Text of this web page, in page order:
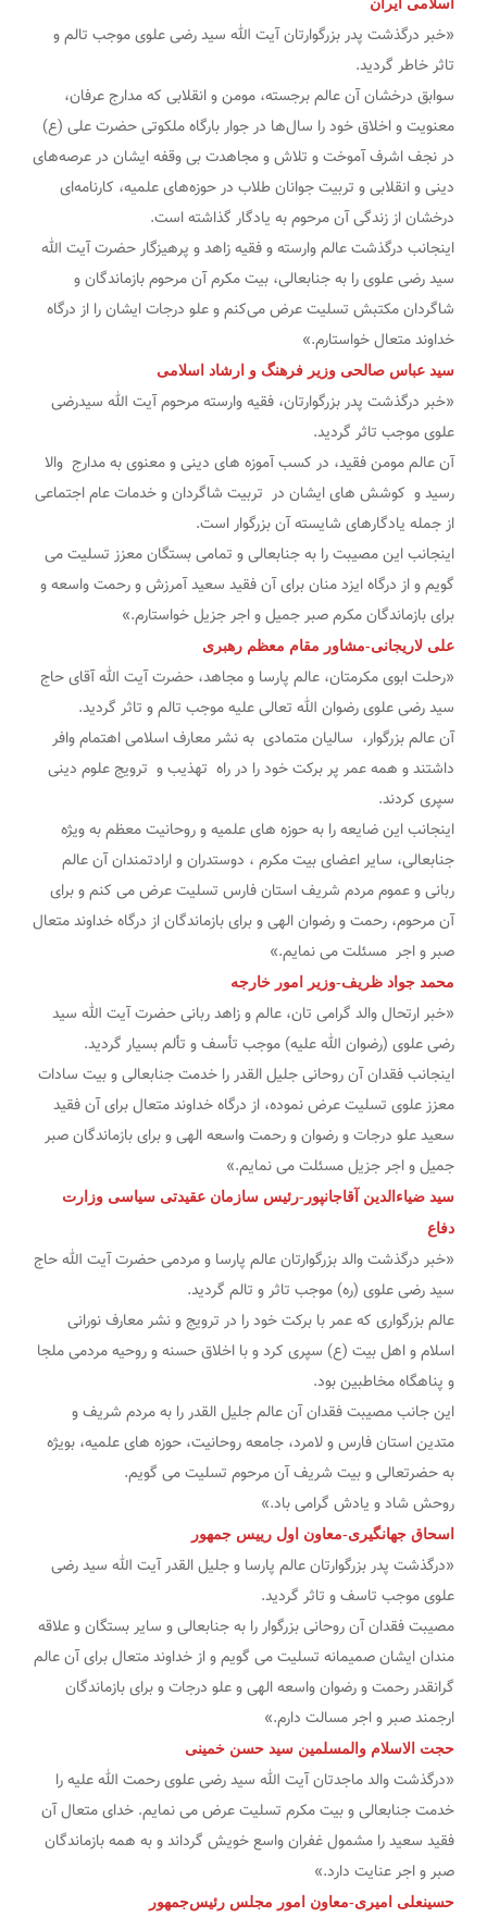
اسلامی ایران
«خبر درگذشت پدر بزرگوارتان آیت الله سید رضی علوی موجب تالم و
تاثر خاطر گردید.
سوابق درخشان آن عالم برجسته، مومن و انقلابی که مدارج عرفان،
معنویت و اخلاق خود را سال‌ها در جوار بارگاه ملکوتی حضرت علی (ع)
در نجف اشرف آموخت و تلاش و مجاهدت بی وقفه ایشان در عرصه‌های
دینی و انقلابی و تربیت جوانان طلاب در حوزه‌های علمیه، کارنامه‌ای
درخشان از زندگی آن مرحوم به یادگار گذاشته است.
اینجانب درگذشت عالم وارسته و فقیه زاهد و پرهیزگار حضرت آیت الله
سید رضی علوی را به جنابعالی، بیت مکرم آن مرحوم بازماندگان و
شاگردان مکتبش تسلیت عرض می‌کنم و علو درجات ایشان را از درگاه
خداوند متعال خواستارم.»
سید عباس صالحی وزیر فرهنگ و ارشاد اسلامی
«خبر درگذشت پدر بزرگوارتان، فقیه وارسته مرحوم آیت الله سیدرضی
علوی موجب تاثر گردید.
آن عالم مومن فقید، در کسب آموزه های دینی و معنوی به مدارج والا
رسید و کوشش های ایشان در تربیت شاگردان و خدمات عام اجتماعی
از جمله یادگارهای شایسته آن بزرگوار است.
اینجانب این مصیبت را به جنابعالی و تمامی بستگان معزز تسلیت می
گویم و از درگاه ایزد منان برای آن فقید سعید آمرزش و رحمت واسعه و
برای بازماندگان مکرم صبر جمیل و اجر جزیل خواستارم.»
علی لاریجانی-مشاور مقام معظم رهبری
«رحلت ابوی مکرمتان، عالم پارسا و مجاهد، حضرت آیت الله آقای حاج
سید رضی علوی رضوان الله تعالی علیه موجب تالم و تاثر گردید.
آن عالم بزرگوار، سالیان متمادی به نشر معارف اسلامی اهتمام وافر
داشتند و همه عمر پر برکت خود را در راه تهذیب و ترویج علوم دینی
سپری کردند.
اینجانب این ضایعه را به حوزه های علمیه و روحانیت معظم به ویژه
جنابعالی، سایر اعضای بیت مکرم ، دوستدران و ارادتمندان آن عالم
ربانی و عموم مردم شریف استان فارس تسلیت عرض می کنم و برای
آن مرحوم، رحمت و رضوان الهی و برای بازماندگان از درگاه خداوند متعال
صبر و اجر مسئلت می‌ نمایم.»
محمد جواد ظریف-وزیر امور خارجه
«خبر ارتحال والد گرامی تان، عالم و زاهد ربانی حضرت آیت الله سید
رضی علوی (رضوان الله علیه) موجب تأسف و تألم بسیار گردید.
اینجانب فقدان آن روحانی جلیل القدر را خدمت جنابعالی و بیت سادات
معزز علوی تسلیت عرض نموده، از درگاه خداوند متعال برای آن فقید
سعید علو درجات و رضوان و رحمت واسعه الهی و برای بازماندگان صبر
جمیل و اجر جزیل مسئلت می نمایم.»
سید ضیاءالدین آقاجانپور-رئیس سازمان عقیدتی سیاسی وزارت
دفاع
«خبر درگذشت والد بزرگوارتان عالم پارسا و مردمی حضرت آیت الله حاج
سید رضی علوی (ره) موجب تاثر و تالم گردید.
عالم بزرگواری که عمر با برکت خود را در ترویج و نشر معارف نورانی
اسلام و اهل بیت (ع) سپری کرد و با اخلاق حسنه و روحیه مردمی ملجا
و پناهگاه مخاطبین بود.
این جانب مصیبت فقدان آن عالم جلیل القدر را به مردم شریف و
متدین استان فارس و لامرد، جامعه روحانیت، حوزه های علمیه، بویژه
به حضرتعالی و بیت شریف آن مرحوم تسلیت می گویم.
روحش شاد و یادش گرامی باد.»
اسحاق جهانگیری-معاون اول رییس جمهور
«درگذشت پدر بزرگوارتان عالم پارسا و جلیل القدر آیت الله سید رضی
علوی موجب تاسف و تاثر گردید.
مصیبت فقدان آن روحانی بزرگوار را به جنابعالی و سایر بستگان و علاقه
مندان ایشان صمیمانه تسلیت می گویم و از خداوند متعال برای آن عالم
گرانقدر رحمت و رضوان واسعه الهی و علو درجات و برای بازماندگان
ارجمند صبر و اجر مسالت دارم.»
حجت الاسلام والمسلمین سید حسن خمینی
«درگذشت والد ماجدتان آیت الله سید رضی علوی رحمت الله علیه را
خدمت جنابعالی و بیت مکرم تسلیت عرض می نمایم. خدای متعال آن
فقید سعید را مشمول غفران واسع خویش گرداند و به همه بازماندگان
صبر و اجر عنایت دارد.»
حسینعلی امیری-معاون امور مجلس رئیس‌جمهور